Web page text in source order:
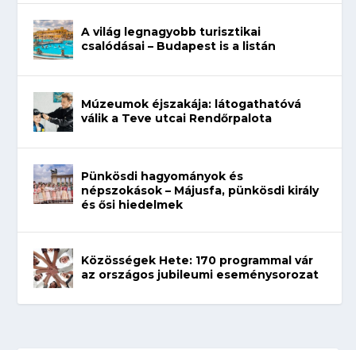
A világ legnagyobb turisztikai
csalódásai – Budapest is a listán
Múzeumok éjszakája: látogathatóvá
válik a Teve utcai Rendőrpalota
Pünkösdi hagyományok és
népszokások – Májusfa, pünkösdi király
és ősi hiedelmek
Közösségek Hete: 170 programmal vár
az országos jubileumi eseménysorozat